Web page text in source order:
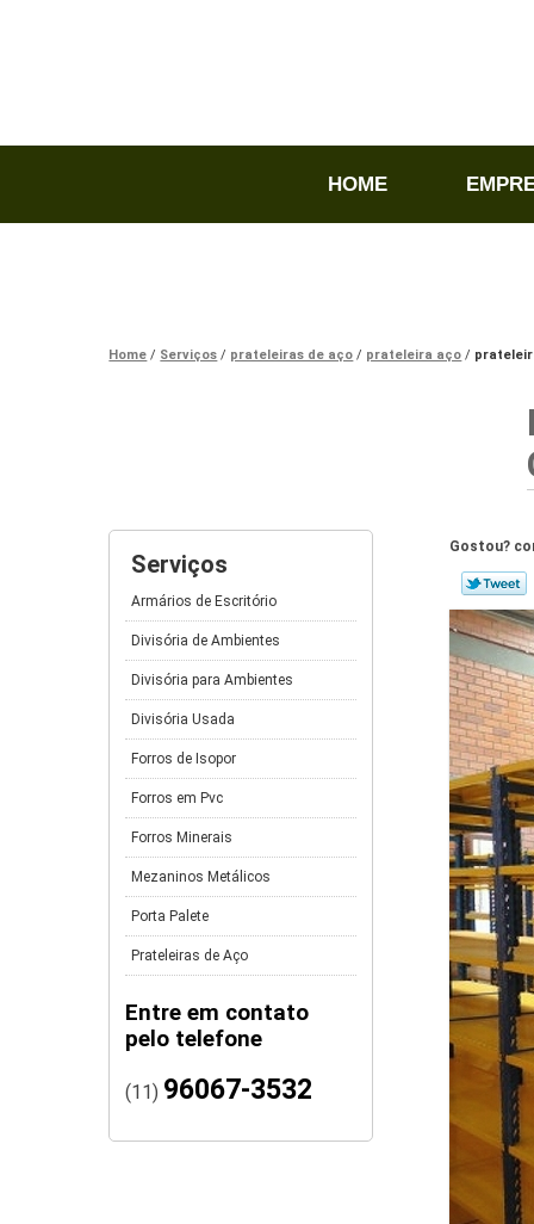
HOME
Home Serviços prateleiras de aço prateleira aço
Serviços
Armários de Escritório
Divisória de Ambientes
Divisória para Ambientes
Divisória Usada
Forros de Isopor
Forros em Pvc
Forros Minerais
Mezaninos Metálicos
Porta Palete
Prateleiras de Aço
Entre em contato
pelo telefone
(11) 96067-3532
Gostou?